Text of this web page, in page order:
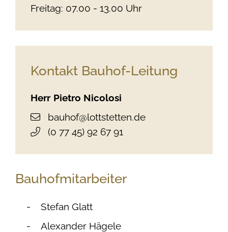
Freitag: 07.00 - 13.00 Uhr
Kontakt Bauhof-Leitung
Herr Pietro Nicolosi
bauhof@lottstetten.de
(0 77 45) 92 67 91
Bauhofmitarbeiter
Stefan Glatt
Alexander Hägele